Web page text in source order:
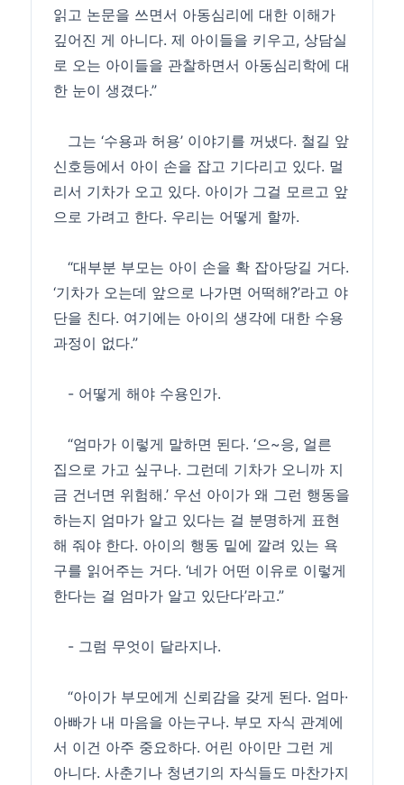
읽고 논문을 쓰면서 아동심리에 대한 이해가
깊어진 게 아니다. 제 아이들을 키우고, 상담실
로 오는 아이들을 관찰하면서 아동심리학에 대
한 눈이 생겼다.”
그는 ‘수용과 허용’ 이야기를 꺼냈다. 철길 앞
신호등에서 아이 손을 잡고 기다리고 있다. 멀
리서 기차가 오고 있다. 아이가 그걸 모르고 앞
으로 가려고 한다. 우리는 어떻게 할까.
“대부분 부모는 아이 손을 확 잡아당길 거다.
‘기차가 오는데 앞으로 나가면 어떡해?’라고 야
단을 친다. 여기에는 아이의 생각에 대한 수용
과정이 없다.”
- 어떻게 해야 수용인가.
“엄마가 이렇게 말하면 된다. ‘으~응, 얼른
집으로 가고 싶구나. 그런데 기차가 오니까 지
금 건너면 위험해.’ 우선 아이가 왜 그런 행동을
하는지 엄마가 알고 있다는 걸 분명하게 표현
해 줘야 한다. 아이의 행동 밑에 깔려 있는 욕
구를 읽어주는 거다. ‘네가 어떤 이유로 이렇게
한다는 걸 엄마가 알고 있단다’라고.”
- 그럼 무엇이 달라지나.
“아이가 부모에게 신뢰감을 갖게 된다. 엄마·
아빠가 내 마음을 아는구나. 부모 자식 관계에
서 이건 아주 중요하다. 어린 아이만 그런 게
아니다. 사춘기나 청년기의 자식들도 마찬가지